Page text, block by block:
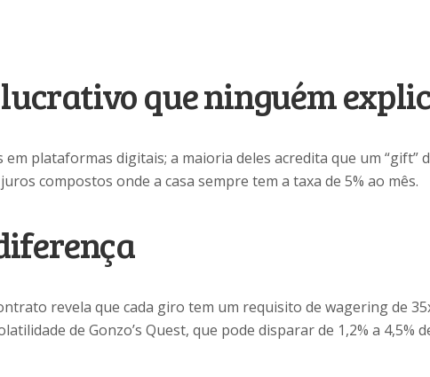
que ninguém
plataformas digitais; a maioria deles acredita que um
compostos onde a casa sempre tem a taxa de 5% ao mês.
revela que cada giro tem um requisito de wagering de
de Gonzo’s Quest, que pode disparar de 1,2% a 4,5%